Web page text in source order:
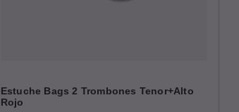
Estuche Bags 2 Trombones Tenor+Alto
Rojo